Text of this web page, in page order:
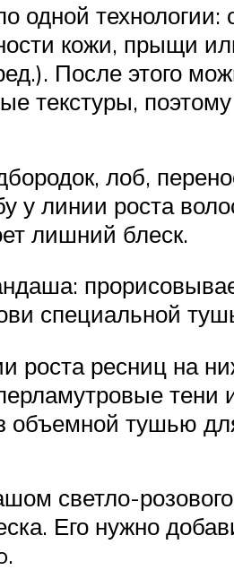
одной
кожи, прыщи
После этого
текстуры,
лоб,
у линии роста
лишний блеск.
специальной
роста ресниц на
объемной тушью
светло-
Его нужно